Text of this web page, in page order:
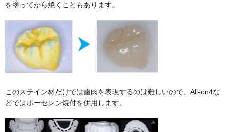
を塗ってから焼くこともあります。
このステイン材だけでは歯肉を表現するのは難しいので、All-on4な
どではポーセレン焼付を併用します。